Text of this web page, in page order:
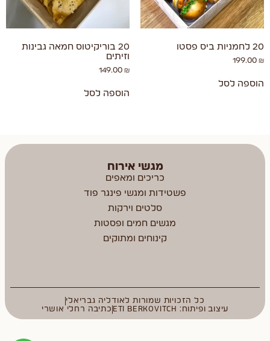
20 לחמניות ביס פסטו
199.00 ₪
הוספה לסל
20 בוריקיטוס חמאה גבינות
וזיתים
149.00₪
הוספה לסל
מגשי אירוח
כריכים ומאפים
פשטידות ומגשי פינגר פוד
סלטים וירקות
מגשים חמים ופסטות
קינוחים ומתוקים
כל הזכויות שמורות לאודליה גבריאלי
עיצוב ופיתוח: ETI BERKOVITCH
כתיבה רחלי אושרי